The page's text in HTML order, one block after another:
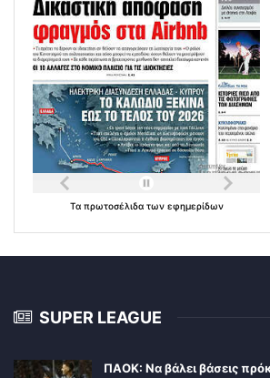
Τα πρωτοσέλιδα των εφημερίδων
SUPER LEAGUE
ΠΑΟΚ: Να βάλει βάσεις